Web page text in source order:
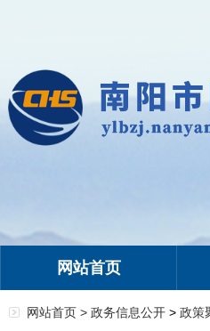
网站首页
网站首页 > 政务信息公开 > 政策